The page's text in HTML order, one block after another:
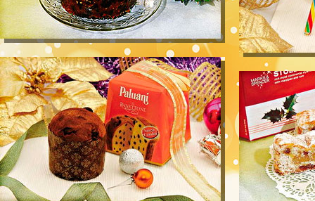
征，也变成意大利人的圣诞美食。
该像个包裹着
槽诞生的一刻。
百果馅饼：给圣诞老人宵夜
据说老一辈的英国家庭在平安夜临睡前，会准备
好免治馅饼和牛奶，给来派送礼物的圣诞老人以
作回礼，然后才轮到自己品尝，这样来年就可以
行好运。时至今日，就算再没多少人会为圣诞老
人准备宵夜，百果馅饼依然是必吃的传统甜品。
火鸡：印第
在公元1600年
逃到美国普利
过难关。翌年
安人便带同当
鸡逐渐成为当